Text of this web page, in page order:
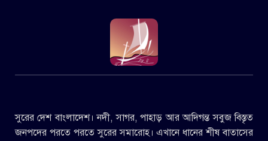
সুরের দেশ বাংলাদেশ। নদী, সাগর, পাহাড় আর আদিগন্ত সবুজ বিস্তৃত
জনপদের পরতে পরতে সুরের সমারোহ। এখানে ধানের শীষ বাতাসের